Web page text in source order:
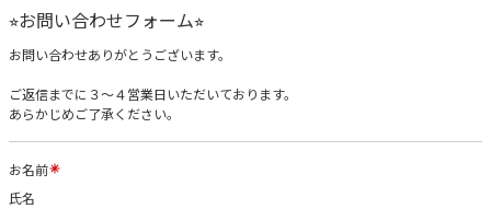
⭐︎お問い合わせフォーム⭐︎
お問い合わせありがとうございます。
ご返信までに３〜４営業日いただいております。
あらかじめご了承ください。
お名前
氏名